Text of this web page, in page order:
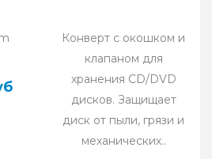
Конверт с окошком и
клапаном для
хранения CD/DVD
дисков. Защищает
диск от пыли, грязи и
механических..